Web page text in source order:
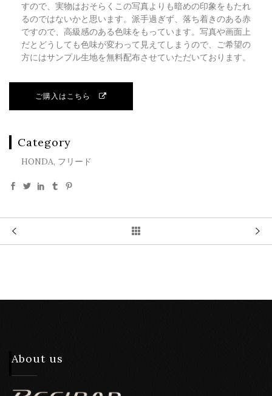
すので、実物はおそらくこの写真よりも暗めの印象をもたれ
るのではないかと思います。派手過ぎず、落ち着きのある赤
ですので、高級感のある色味をもっています。写真や画面上
だとどうしても色味が変わって見えてしまうので、ご希望の
方にはサンプル生地を無料配布させていただいております。
ご購入はこちら
Category
HONDA, フリード
About us